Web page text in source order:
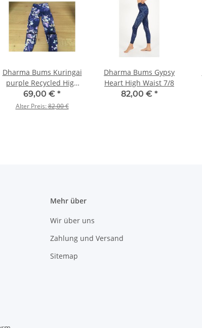
Dharma Bums Kuringai
purple Recycled High
Waist full length
69,00 € *
Alter Preis:82,00 €
Dharma Bums Gypsy
Heart High Waist 7/8
82,00 € *
Mehr über
Wir über uns
Zahlung und Versand
Sitemap